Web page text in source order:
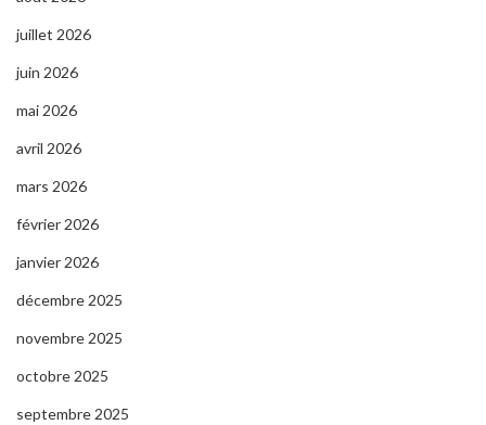
juillet 2026
juin 2026
mai 2026
avril 2026
mars 2026
février 2026
janvier 2026
décembre 2025
novembre 2025
octobre 2025
septembre 2025